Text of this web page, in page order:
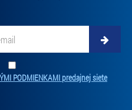
PODMIENKAMI predajnej siete